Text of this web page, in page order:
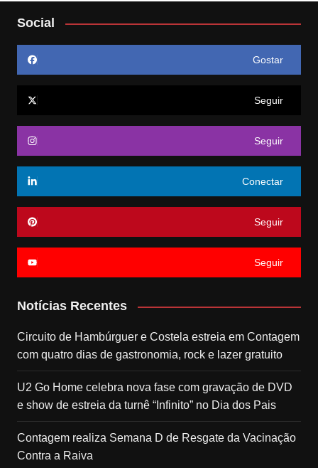
Social
Gostar
Seguir
Seguir
Conectar
Seguir
Seguir
Notícias Recentes
Circuito de Hambúrguer e Costela estreia em Contagem
com quatro dias de gastronomia, rock e lazer gratuito
U2 Go Home celebra nova fase com gravação de DVD
e show de estreia da turnê “Infinito” no Dia dos Pais
Contagem realiza Semana D de Resgate da Vacinação
Contra a Raiva